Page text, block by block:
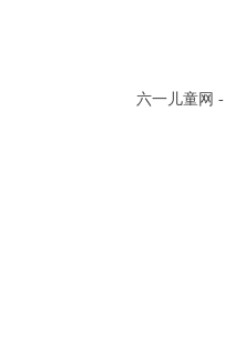
六一儿童网 -